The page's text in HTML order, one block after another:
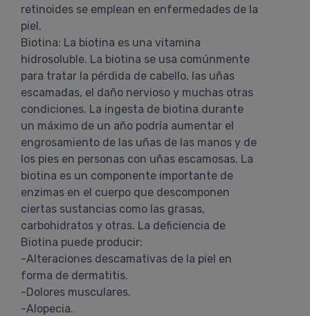
retinoides se emplean en enfermedades de la
piel.
Biotina: La biotina es una vitamina
hidrosoluble. La biotina se usa comúnmente
para tratar la pérdida de cabello, las uñas
escamadas, el daño nervioso y muchas otras
condiciones. La ingesta de biotina durante
un máximo de un año podría aumentar el
engrosamiento de las uñas de las manos y de
los pies en personas con uñas escamosas. La
biotina es un componente importante de
enzimas en el cuerpo que descomponen
ciertas sustancias como las grasas,
carbohidratos y otras. La deficiencia de
Biotina puede producir:
-Alteraciones descamativas de la piel en
forma de dermatitis.
-Dolores musculares.
-Alopecia.